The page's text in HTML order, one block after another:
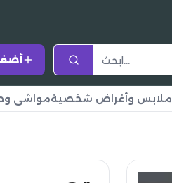
أضف
ملابس وأغراض شخصيةمواشي